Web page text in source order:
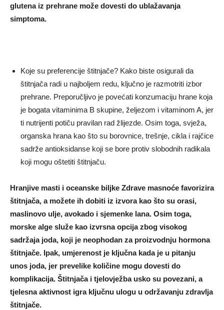
glutena iz prehrane može dovesti do ublažavanja
simptoma.
Koje su preferencije štitnjače? Kako biste osigurali da
štitnjača radi u najboljem redu, ključno je razmotriti izbor
prehrane. Preporučljivo je povećati konzumaciju hrane koja
je bogata vitaminima B skupine, željezom i vitaminom A, jer
ti nutrijenti potiču pravilan rad žlijezde. Osim toga, svježa,
organska hrana kao što su borovnice, trešnje, cikla i rajčice
sadrže antioksidanse koji se bore protiv slobodnih radikala
koji mogu oštetiti štitnjaču.
Hranjive masti i oceanske biljke Zdrave masnoće favorizira
štitnjača, a možete ih dobiti iz izvora kao što su orasi,
maslinovo ulje, avokado i sjemenke lana. Osim toga,
morske alge služe kao izvrsna opcija zbog visokog
sadržaja joda, koji je neophodan za proizvodnju hormona
štitnjače. Ipak, umjerenost je ključna kada je u pitanju
unos joda, jer prevelike količine mogu dovesti do
komplikacija. Štitnjača i tjelovježba usko su povezani, a
tjelesna aktivnost igra ključnu ulogu u održavanju zdravlja
štitnjače.